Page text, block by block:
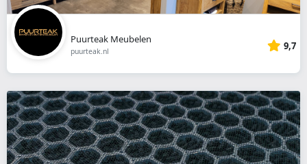
Puurteak Meubelen
puurteak.nl 9,7